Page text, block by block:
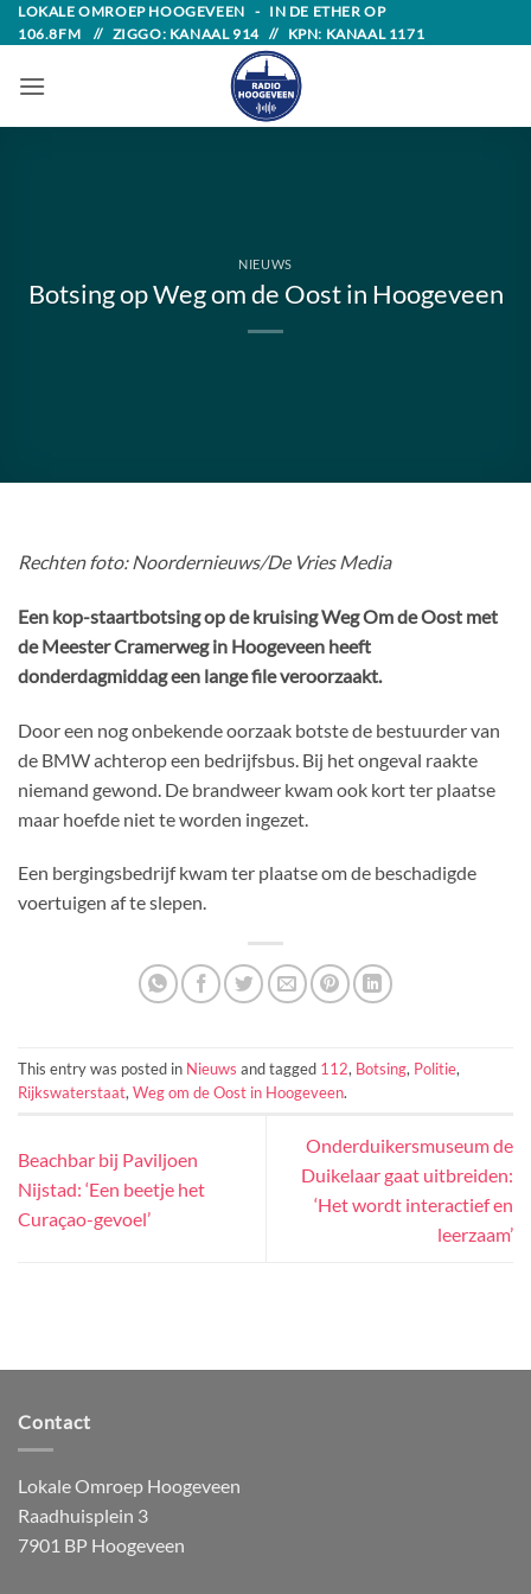
Skip
to
content
LOKALE OMROEP HOOGEVEEN - IN DE ETHER OP
106.8FM // ZIGGO: KANAAL 914 // KPN: KANAAL 1171
NIEUWS
Botsing op Weg om de Oost in Hoogeveen
Rechten foto: Noordernieuws/De Vries Media
Een kop-staartbotsing op de kruising Weg Om de Oost met
de Meester Cramerweg in Hoogeveen heeft
donderdagmiddag een lange file veroorzaakt.
Door een nog onbekende oorzaak botste de bestuurder van
de BMW achterop een bedrijfsbus. Bij het ongeval raakte
niemand gewond. De brandweer kwam ook kort ter plaatse
maar hoefde niet te worden ingezet.
Een bergingsbedrijf kwam ter plaatse om de beschadigde
voertuigen af te slepen.
This entry was posted in Nieuws and tagged 112, Botsing, Politie,
Rijkswaterstaat, Weg om de Oost in Hoogeveen.
Beachbar bij Paviljoen
Nijstad: ‘Een beetje het
Curaçao-gevoel’
Onderduikersmuseum de
Duikelaar gaat uitbreiden:
‘Het wordt interactief en
leerzaam’
Contact
Lokale Omroep Hoogeveen
Raadhuisplein 3
7901 BP Hoogeveen